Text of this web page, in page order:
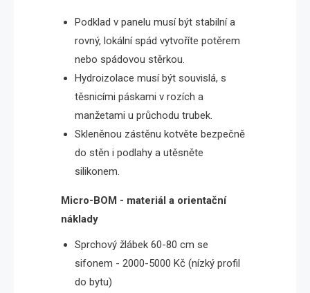
Podklad v panelu musí být stabilní a
rovný, lokální spád vytvoříte potěrem
nebo spádovou stěrkou.
Hydroizolace musí být souvislá, s
těsnicími páskami v rozích a
manžetami u průchodu trubek.
Skleněnou zástěnu kotvěte bezpečně
do stěn i podlahy a utěsněte
silikonem.
Micro-BOM - materiál a orientační
náklady
Sprchový žlábek 60-80 cm se
sifonem - 2000-5000 Kč (nízký profil
do bytu)